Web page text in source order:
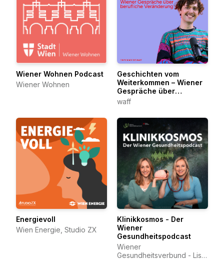
Wiener Wohnen Podcast
Wiener Wohnen
Geschichten vom
Weiterkommen – Wiener
Gespräche über
berufliche Veränderung
waff
Energievoll
Wien Energie, Studio ZX
Klinikkosmos - Der
Wiener
Gesundheitspodcast
Wiener
Gesundheitsverbund - Lisa